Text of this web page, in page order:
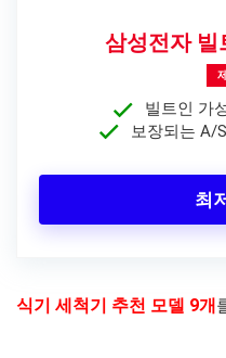
삼성전자 빌
빌트인 가
보장되는 A/
최
식기 세척기 추천 모델 9개